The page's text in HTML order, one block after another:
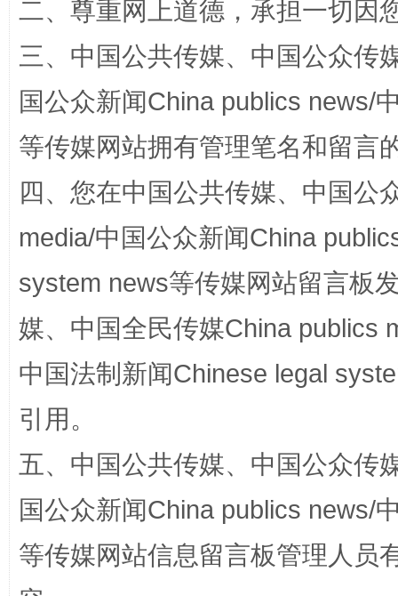
漫山遍野的桃花与雪山、麦地、白藏房
二、尊重网上道德，承担一切因
三、中国公共传媒、中国公众传
国公众新闻China publics news/
等传媒网站拥有管理笔名和留言
四、您在中国公共传媒、中国公
media/中国公众新闻China
system news等传媒网站留言板
媒、中国全民传媒China publics
中国法制新闻Chinese legal
引用。
五、中国公共传媒、中国公众传
国公众新闻China publics news/
等传媒网站信息留言板管理人员